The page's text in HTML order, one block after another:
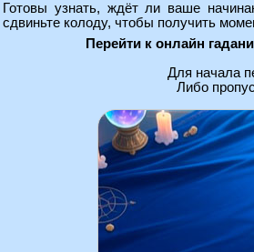
Готовы узнать, ждёт ли ваше
сдвиньте колоду, чтобы получить
Перейти к онлайн
Для начала
Либо